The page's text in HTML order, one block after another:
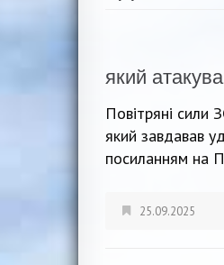
який
Повітряні сили
який завдавав
посиланням на
25.09.2025